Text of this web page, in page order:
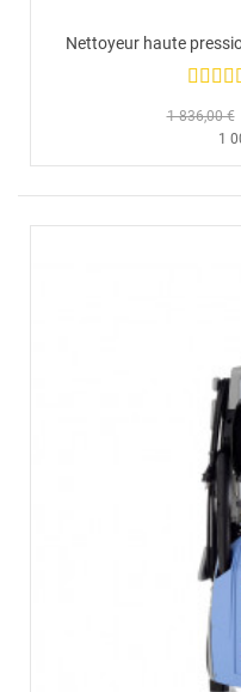
Nettoyeur haute
1 836,00 €
1